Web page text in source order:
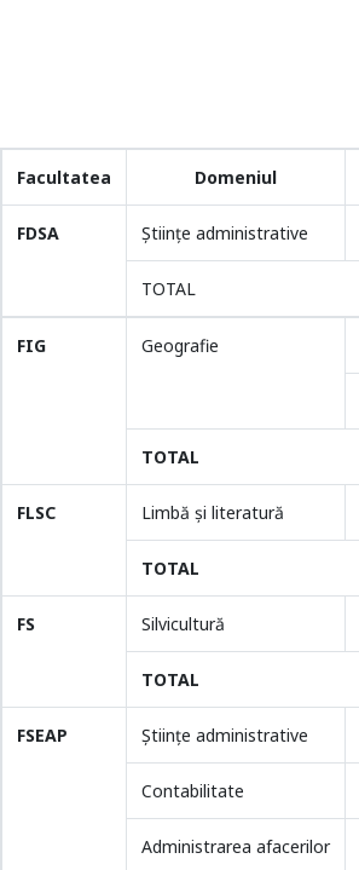
Facultatea Domeniul
FDSA Științe administrative
TOTAL
FIG Geografie
TOTAL
FLSC Limbă și literatură
TOTAL
FS Silvicultură
TOTAL
FSEAP Științe administrative
Contabilitate
Administrarea afacerilor